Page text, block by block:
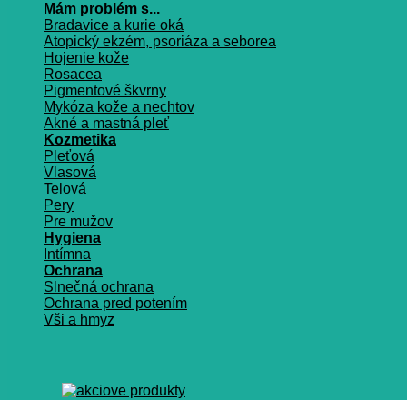
Mám problém s...
Bradavice a kurie oká
Atopický ekzém, psoriáza a seborea
Hojenie kože
Rosacea
Pigmentové škvrny
Mykóza kože a nechtov
Akné a mastná pleť
Kozmetika
Pleťová
Vlasová
Telová
Pery
Pre mužov
Hygiena
Intímna
Ochrana
Slnečná ochrana
Ochrana pred potením
Vši a hmyz